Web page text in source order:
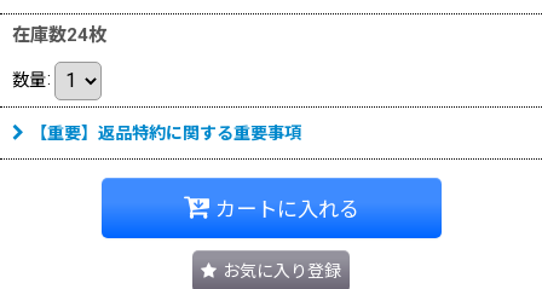
在庫数24枚
数量:
【重要】返品特約に関する重要事項
カートに入れる
お気に入り登録